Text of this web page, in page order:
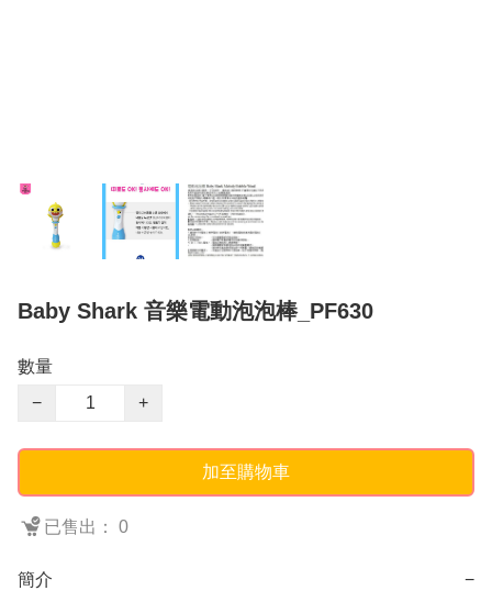
Baby Shark 音樂電動泡泡棒_PF630
數量
−
+
加至購物車
已售出： 0
簡介 −